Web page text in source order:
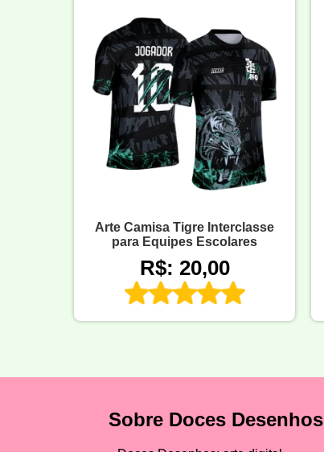
Arte Camisa Tigre Interclasse
para Equipes Escolares
R$: 20,00
Sobre Doces Desenhos